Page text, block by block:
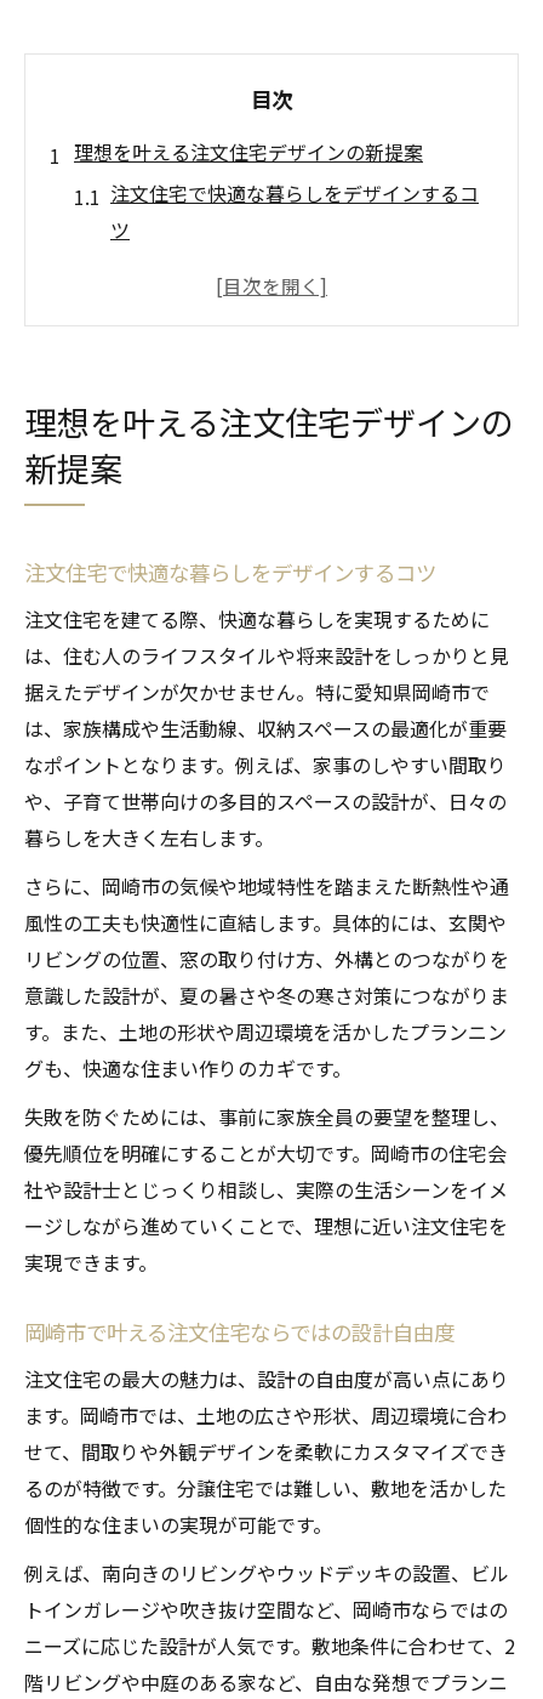
目次
理想を叶える注文住宅デザインの新提案
注文住宅で快適な暮らしをデザインするコ
ツ
岡崎市で叶える注文住宅ならではの設計自
注文住宅で後悔しないデザイン選びの基準
岡崎市の住宅会社が提案する最新デザイン
注文住宅で後悔しないための事前準備と選
択肢
岡崎市で選ぶ注文住宅会社の見極め方
注文住宅の見積もりと仕様チェックの重要
性
ローコスト注文住宅の落とし穴と注意点
後悔しない注文住宅プランの組み立て方
注文住宅でデザインと性能を両立する方法
快適な注文住宅に必要な断熱性と耐震性
デザイン重視でも妥協しない注文住宅性能
岡崎市で選ぶ注文住宅の性能チェックポイ
ント
注文住宅で長く快適に暮らすための工夫
岡崎市における注文住宅の選び方ガイド
岡崎市の注文住宅で重視すべき選択ポイン
ト
注文住宅を建てる会社選びのチェックリス
工務店とハウスメーカーの違いと比較方法
ランキングや口コミに惑わされない注文住
宅選び
注文住宅で後悔しない土地選びのポイント
快適な暮らしを実現する注文住宅の条件
注文住宅に必要な収納と動線設計のポイン
ト
将来を見据えた注文住宅のプランニング方
理想を叶える注文住宅デザインの
新提案
注文住宅で快適な暮らしをデザインするコツ
注文住宅を建てる際、快適な暮らしを実現するために
は、住む人のライフスタイルや将来設計をしっかりと見
据えたデザインが欠かせません。特に愛知県岡崎市で
は、家族構成や生活動線、収納スペースの最適化が重要
なポイントとなります。例えば、家事のしやすい間取り
や、子育て世帯向けの多目的スペースの設計が、日々の
暮らしを大きく左右します。
さらに、岡崎市の気候や地域特性を踏まえた断熱性や通
風性の工夫も快適性に直結します。具体的には、玄関や
リビングの位置、窓の取り付け方、外構とのつながりを
意識した設計が、夏の暑さや冬の寒さ対策につながりま
す。また、土地の形状や周辺環境を活かしたプランニン
グも、快適な住まい作りのカギです。
失敗を防ぐためには、事前に家族全員の要望を整理し、
優先順位を明確にすることが大切です。岡崎市の住宅会
社や設計士とじっくり相談し、実際の生活シーンをイメ
ージしながら進めていくことで、理想に近い注文住宅を
実現できます。
岡崎市で叶える注文住宅ならではの設計自由度
注文住宅の最大の魅力は、設計の自由度が高い点にあり
ます。岡崎市では、土地の広さや形状、周辺環境に合わ
せて、間取りや外観デザインを柔軟にカスタマイズでき
るのが特徴です。分譲住宅では難しい、敷地を活かした
個性的な住まいの実現が可能です。
例えば、南向きのリビングやウッドデッキの設置、ビル
トインガレージや吹き抜け空間など、岡崎市ならではの
ニーズに応じた設計が人気です。敷地条件に合わせて、2
階リビングや中庭のある家など、自由な発想でプランニ